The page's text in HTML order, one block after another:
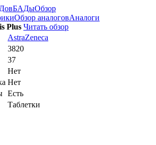
БАДыОбзор
Обзор аналоговАналоги
Plus Читать обзор
AstraZeneca
3820
37
Нет
Нет
Есть
Таблетки